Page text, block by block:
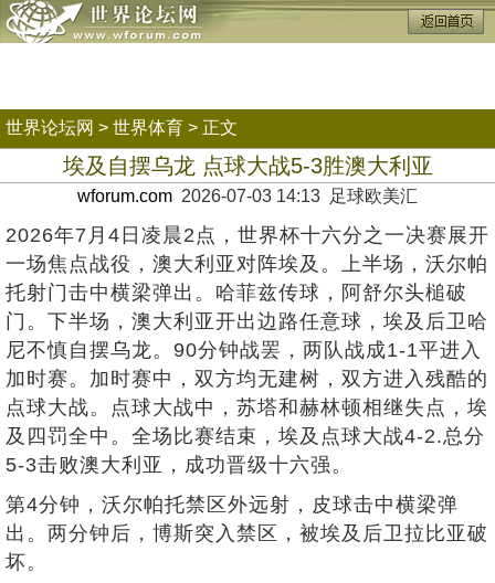
世界论坛网 > 世界体育 > 正文
埃及自摆乌龙 点球大战5-3胜澳大利亚
wforum.com 2026-07-03 14:13 足球欧美汇
2026年7月4日凌晨2点，世界杯十六分之一决赛展开
一场焦点战役，澳大利亚对阵埃及。上半场，沃尔帕
托射门击中横梁弹出。哈菲兹传球，阿舒尔头槌破
门。下半场，澳大利亚开出边路任意球，埃及后卫哈
尼不慎自摆乌龙。90分钟战罢，两队战成1-1平进入
加时赛。加时赛中，双方均无建树，双方进入残酷的
点球大战。点球大战中，苏塔和赫林顿相继失点，埃
及四罚全中。全场比赛结束，埃及点球大战4-2.总分
5-3击败澳大利亚，成功晋级十六强。
第4分钟，沃尔帕托禁区外远射，皮球击中横梁弹
出。两分钟后，博斯突入禁区，被埃及后卫拉比亚破
坏。